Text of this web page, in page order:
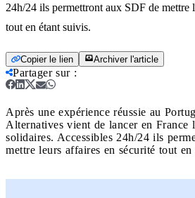
24h/24 ils permettront aux SDF de mettre
tout en étant suivis.
Copier le lien Archiver l'article
Partager sur:
Après une expérience réussie au
Alternatives vient de lancer en France
solidaires. Accessibles 24h/24 ils
mettre leurs affaires en sécurité tout en